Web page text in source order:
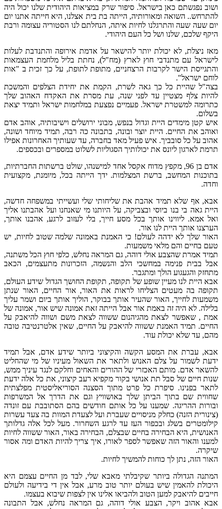
ושוב נפגשתם כאן בישראל. סיפור שרק במציאות היהודית שלנו יכול היה
להתרחש.. השואה ומאורותיה, הייתה בת בית אצלנו, היא חייתה אתנו יום
יום שעה שעה והתרגלנו לחיות איתה, הנחלתם לנו הסטוריה עצומה ורבת
היקף שלכם, שלנו ושל כל העם היהודי.
מאז ניצלת, לא יכולת יותר להישאר על אדמת אירופה והתנדבת לעלות
לישראל עם מתנדבי חוץ לארץ (מח"ל), נחתת בליל מלחמת העצמאות
והתגייסת הישר לקרבות הרצחניים, מתופת לתופת, על כך זכית ב "אות
לוחם ישראל".
בצה"ל שהיית כל כך גאה לשרת, הקמת את יחידת הצלפים והמשכת
להיות צלף מצטיין עד לפני שנה, עת מסרת את האקדח האהוב שלך
כתרומה למשטרת ישראל. פעמיים נפצעת במלחמות ישראל ותמיד יצאת
בשלום.
איש קטן מימדים היית וגדול בנפש, מבוני ירושלים וישיבותיה, אוהב אדם
ואוהב את החיים. היית יוצר ובונה, בתבונה כה רבה, תמיד מיוחד ושונה,
אהוב על כל סובביך. איש פעיל מאד בחברה, עד שעותיך האחרונות אפילו
תרמת לארגון ליונס את יכולותיך הסגוליות לשלוט במספרים ובכספים.
אדם בן 96, מקפץ מדוח אקסל אחד למישנהו, שולט ברשתות החברתיות,
בתוכנות המחשב, ברשת המצלמות. ידך הייתה בכל, מיומנת, מקצועית
וחדה.
אבא, אף שלא תמיד אהבת את שליחותי שלי ועשייתי במשפחה חדשה,
היית גאה בי בנו ביוסי ובצביקה, על היותנו מי שאנחנו ועל אהבתנו אליך
ואל אמא. ליווינו אותך בכל מסע חייך, בלי לעזוב לרגע, אהבנו אותך,
הערצנו אותך היית לנו אור.
האור שלך לא ידהה לעולם! כי האמנת באמונה שלמה שטוב לחיות, יש
טעם בחיים והם מלאי משמעות.
תמיד אמרת שהצבע אולי דוהה, גם המראה נחלש, כלפי חוץ הכל משתנה,
אבל בבית פנימה במחשכי הלב והנשמה, הזכרונות מתעצמים, הכאב
מתחזק והגעגוע הולך ומתגבר.
אבא היית לנו מעיין שופע של תקופה, תקופת החושך הגדול שידע העולם,
תקופה בה מעטים הצליחו לראות את האור, אור החיים, האור שנתן
משמעות לחייך, האור שהעיר אותך בבוקר, הוליך אותך ביום ושמר עליך
בלילה. לא היה זה באמת אור אבל הייתה זאת אמונה שיש אור, אמונה של
אמת , שאפשר לצאת מהגיהנום ששווה לצאת משם ושווה להיאבק על
החיים. תמיד האמנת ששווה להיאבק על החיים, שאין אלטרנטיבה טובה
מהם, עד שלא יכולת עוד.
אבא, עברת את המסע הקשה והקיצוני ביותר שידע אדם, אבל תמיד
ידעת לשמור על צלם האנוש ולתאר את השאול מעיניו של מי שהחליט
להשאר אדם. מותם האכזרי של ההורים והאחים וחלקם לנגד עיניך ממש,
שנות חיים של סבל תת אנושי בקור מקפיא רעב קיצוני, את כל אלה ידעת
לתאר בפנינו. סיפרת כל פרט מתוך הסצנה הסוריאליסטית מפלצתית
שחווית שם בתוך הביתן שלך באושוויץ וגם את הדרך אל המשרפות
ובורות ההריגה. שמענו על כל אותם חודשים בהם הסתובבת עם זונדה
(צינורית הזנה) כחלק מניסויים שעברת ועל לצעדת המוות בה צעד עשרות
קילומטרים בשלג ובכפור העז עד לרגע השחרור. מעל לכל אלה גדלותך
האנושית, היא הבחירה בחיים שבצלם, הבחירה באור, האור ששווה לחיות
למענו והאור הזה שאפשר לספר לאורו, איך צריך להיות האדם ומה אסור
שיקרה.
האור הזה, נתן לך כוחות להמשיך לחיות.
המתנה הגדולה ביותר שקיבלתי מאבא שלי, לבד מן החיים עצמם היא
היכולת להאמין שיש בעולם יותר טוב מרע, אבל אין די בידיעה ולעולם
חייבים להיאבק למען הטוב ולהביאו אלינו אין לצפות שיבוא בעצמו.
אבא אהוב ויקר, הצבע אולי דוהה, גם המראה נחלש, אבל התבונה